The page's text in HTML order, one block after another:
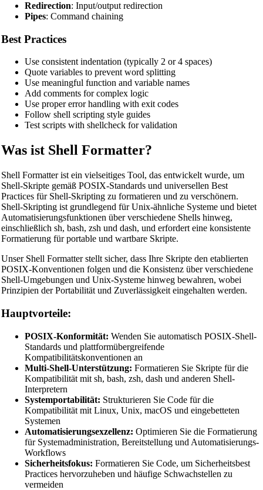
Redirection: Input/output redirection
Pipes: Command chaining
Best Practices
Use consistent indentation (typically 2 or 4 spaces)
Quote variables to prevent word splitting
Use meaningful function and variable names
Add comments for complex logic
Use proper error handling with exit codes
Follow shell scripting style guides
Test scripts with shellcheck for validation
Was ist Shell Formatter?
Shell Formatter ist ein vielseitiges Tool, das entwickelt wurde, um
Shell-Skripte gemäß POSIX-Standards und universellen Best
Practices für Shell-Skripting zu formatieren und zu verschönern.
Shell-Skripting ist grundlegend für Unix-ähnliche Systeme und bietet
Automatisierungsfunktionen über verschiedene Shells hinweg,
einschließlich sh, bash, zsh und dash, und erfordert eine konsistente
Formatierung für portable und wartbare Skripte.
Unser Shell Formatter stellt sicher, dass Ihre Skripte den etablierten
POSIX-Konventionen folgen und die Konsistenz über verschiedene
Shell-Umgebungen und Unix-Systeme hinweg bewahren, wobei
Prinzipien der Portabilität und Zuverlässigkeit eingehalten werden.
Hauptvorteile:
POSIX-Konformität: Wenden Sie automatisch POSIX-Shell-
Standards und plattformübergreifende
Kompatibilitätskonventionen an
Multi-Shell-Unterstützung: Formatieren Sie Skripte für die
Kompatibilität mit sh, bash, zsh, dash und anderen Shell-
Interpretern
Systemportabilität: Strukturieren Sie Code für die
Kompatibilität mit Linux, Unix, macOS und eingebetteten
Systemen
Automatisierungsexzellenz: Optimieren Sie die Formatierung
für Systemadministration, Bereitstellung und Automatisierungs-
Workflows
Sicherheitsfokus: Formatieren Sie Code, um Sicherheitsbest
Practices hervorzuheben und häufige Schwachstellen zu
vermeiden